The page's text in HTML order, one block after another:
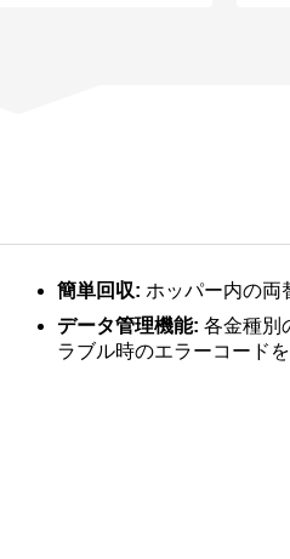
簡単回収: ホッパー内の両
データ管理機能: 各金種別
ラブル時のエラーコード